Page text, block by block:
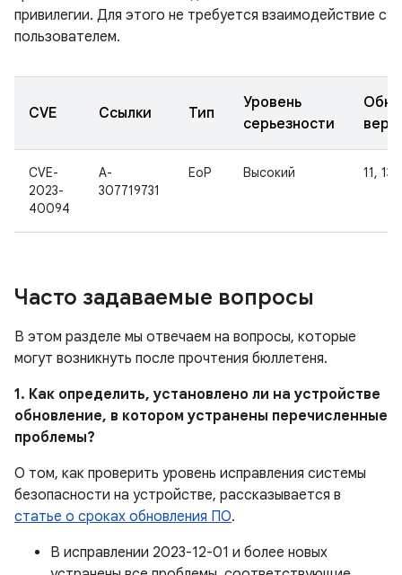
привилегии. Для этого не требуется взаимодействие с
пользователем.
CVE Ссылки Тип
Уровень
серьезности
CVE-
2023-
40094
A-
307719731
EoP Высокий 11, 13
Часто задаваемые вопросы
В этом разделе мы отвечаем на вопросы, которые
могут возникнуть после прочтения бюллетеня.
1. Как определить, установлено ли на устройстве
обновление, в котором устранены перечисленные
проблемы?
О том, как проверить уровень исправления системы
безопасности на устройстве, рассказывается в
статье о сроках обновления ПО.
В исправлении 2023-12-01 и более новых